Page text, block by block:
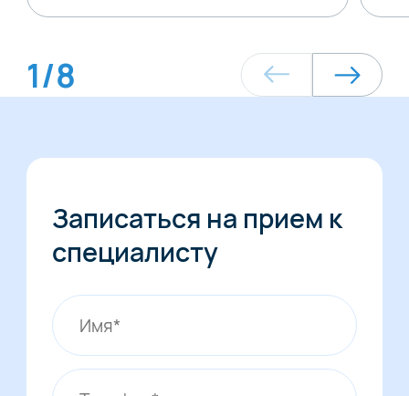
1/8
Записаться на прием к
специалисту